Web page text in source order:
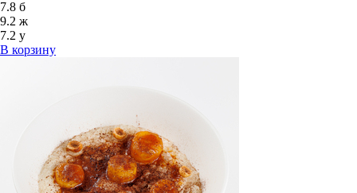
7.8 б
9.2 ж
7.2 у
В корзину